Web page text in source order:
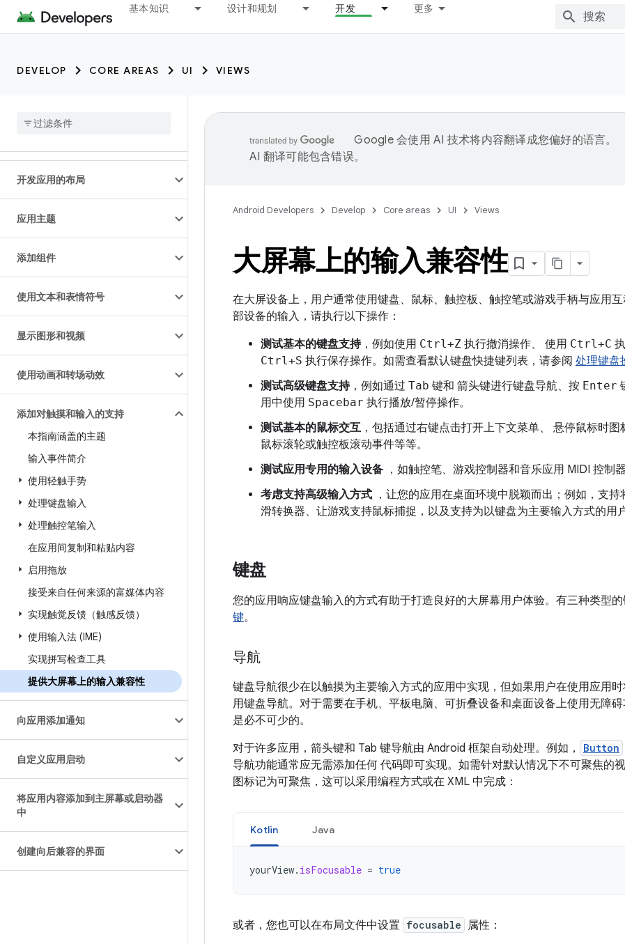
基本知识 设计和规划 开发 更多
DEVELOP CORE AREAS UI VIEWS
开发应用的布局
应用主题
添加组件
使用文本和表情符号
显示图形和视频
使用动画和转场动效
添加对触摸和输入的支持
本指南涵盖的主题
输入事件简介
使用轻触手势
处理键盘输入
处理触控笔输入
在应用间复制和粘贴内容
启用拖放
接受来自任何来源的富媒体内容
实现触觉反馈（触感反馈）
使用输入法 (IME)
实现拼写检查工具
提供大屏幕上的输入兼容性
向应用添加通知
自定义应用启动
将应用内容添加到主屏幕或启动器
中
创建向后兼容的界面
Google 会使用 AI 技术将内容翻译成您偏好的语言。
AI 翻译可能包含错误。
Android Developers Develop Core areas UI Views
大屏幕上的输入兼容性
在大屏设备上，用户通常使用键盘、鼠标、触控板、触控笔或游戏手柄与应用
部设备的输入，请执行以下操作：
测试基本的键盘支持，例如使用 Ctrl+Z 执行撤消操作、 使用 Ctrl+C
Ctrl+S 执行保存操作。如需查看默认键盘快捷键列表，请参阅 处理键盘
测试高级键盘支持，例如通过 Tab 键和 箭头键进行键盘导航、按 Enter
用中使用 Spacebar 执行播放/暂停操作。
测试基本的鼠标交互 ，包括通过右键点击打开上下文菜单、 悬停鼠标时
鼠标滚轮或触控板滚动事件等等。
测试应用专用的输入设备 ，如触控笔、游戏控制器和音乐应用 MIDI 控制器
考虑支持高级输入方式 ，让您的应用在桌面环境中脱颖而出；例如，支
滑转换器、让游戏支持鼠标捕捉，以及支持为以键盘为主要输入方式的用
键盘
您的应用响应键盘输入的方式有助于打造良好的大屏幕用户体验。有三种类型的
键。
导航
键盘导航很少在以触摸为主要输入方式的应用中实现，但如果用户在使用应用
用键盘导航。对于需要在手机、平板电脑、可折叠设备和桌面设备上使用无障
是必不可少的。
对于许多应用，箭头键和 Tab 键导航由 Android 框架自动处理。例如，
Button
导航功能通常应无需添加任何 代码即可实现。如需针对默认情况下不可聚焦的
图标记为可聚焦，这可以采用编程方式或在 XML 中完成：
Kotlin Java
yourView. isFocusable = true
或者，您也可以在布局文件中设置 focusable 属性：